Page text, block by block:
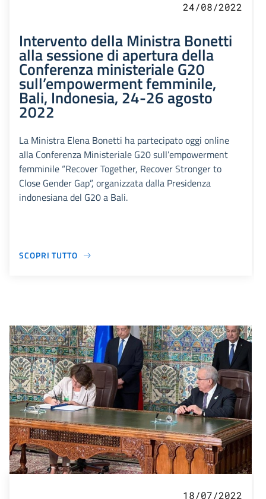
24/08/2022
Intervento della Ministra Bonetti
alla sessione di apertura della
Conferenza ministeriale G20
sull’empowerment femminile,
Bali, Indonesia, 24-26 agosto
2022
La Ministra Elena Bonetti ha partecipato oggi online
alla Conferenza Ministeriale G20 sull’empowerment
femminile “Recover Together, Recover Stronger to
Close Gender Gap”, organizzata dalla Presidenza
indonesiana del G20 a Bali.
SCOPRI TUTTO
18/07/2022